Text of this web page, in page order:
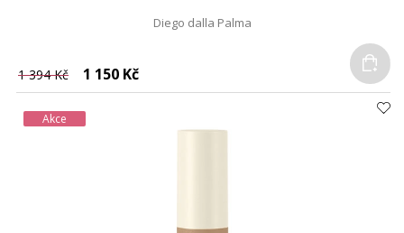
Diego dalla Palma
1 394 Kč 1 150 Kč
Akce